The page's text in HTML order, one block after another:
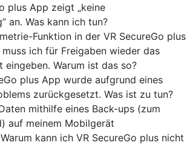
plus App zeigt „keine
an. Was kann ich tun?
Funktion in der VR SecureGo plus
ich für Freigaben wieder das
eingeben. Warum ist das so?
plus App wurde aufgrund eines
zurückgesetzt. Was ist zu tun?
mithilfe eines Back-ups (zum
auf meinem Mobilgerät
kann ich VR SecureGo plus nicht